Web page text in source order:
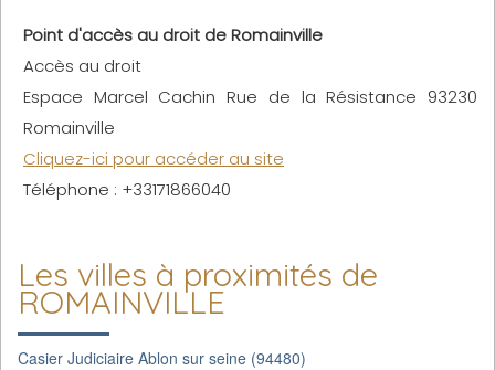
Point d'accès au droit de Romainville
Accès au droit
Espace Marcel Cachin Rue de la Résistance 93230
Romainville
Cliquez-ici pour accéder au site
Téléphone : +33171866040
Les villes à proximités de
ROMAINVILLE
Casier Judiciaire Ablon sur seine (94480)